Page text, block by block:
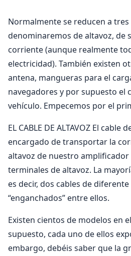
Normalmente se reducen a
denominaremos de altavoz, de
corriente (aunque realmente
electricidad). También existen
antena, mangueras para el
navegadores y por supuesto el
vehículo. Empecemos por el
EL CABLE DE ALTAVOZ El cable
encargado de transportar la
altavoz de nuestro
terminales de altavoz. La
es decir, dos cables de
“enganchados” entre ellos.
Existen cientos de modelos en
supuesto, cada uno de ellos
embargo, debéis saber que la